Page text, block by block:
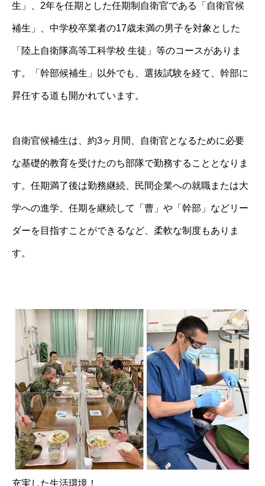
生」、2年を任期とした任期制自衛官である「自衛官候
補生」、中学校卒業者の17歳未満の男子を対象とした
「陸上自衛隊高等工科学校 生徒」等のコースがありま
す。「幹部候補生」以外でも、選抜試験を経て、幹部に
昇任する道も開かれています。
自衛官候補生は、約3ヶ月間、自衛官となるために必要
な基礎的教育を受けたのち部隊で勤務することとなりま
す。任期満了後は勤務継続、民間企業への就職または大
学への進学、任期を継続して「曹」や「幹部」などリー
ダーを目指すことができるなど、柔軟な制度もありま
す。
充実した生活環境！